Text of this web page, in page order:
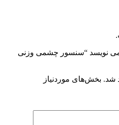
می نویسد “سنسور چشمی وزنی
شد. بخش‌های موردنیاز